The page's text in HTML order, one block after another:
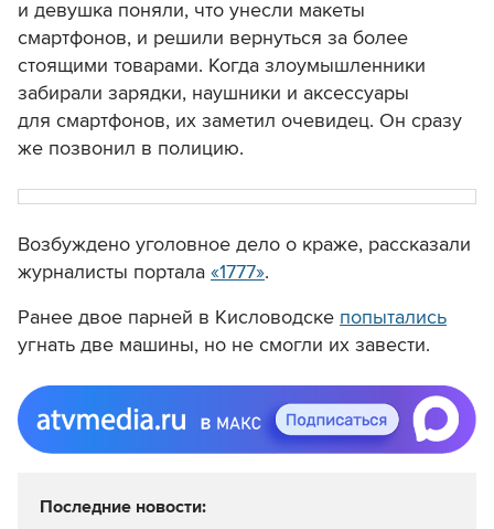
и девушка поняли, что унесли макеты
смартфонов, и решили вернуться за более
стоящими товарами. Когда злоумышленники
забирали зарядки, наушники и аксессуары
для смартфонов, их заметил очевидец. Он сразу
же позвонил в полицию.
Возбуждено уголовное дело о краже, рассказали
журналисты портала «1777».
Ранее двое парней в Кисловодске попытались
угнать две машины, но не смогли их завести.
Последние новости: